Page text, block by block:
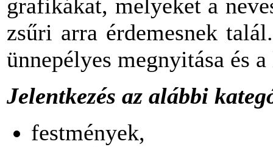
grafikákat, melyeket a
zsűri arra érdemesnek
ünnepélyes megnyitása és
Jelentkezés az alábbi
festmények,